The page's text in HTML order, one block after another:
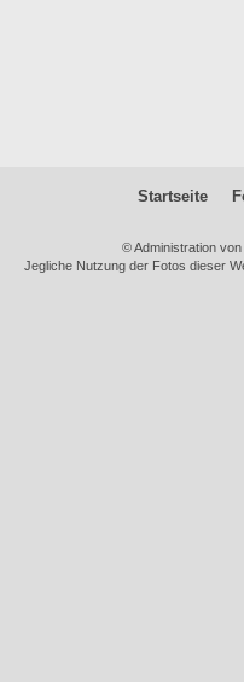
Startseite
© Administration
Jegliche Nutzung der Fotos dieser